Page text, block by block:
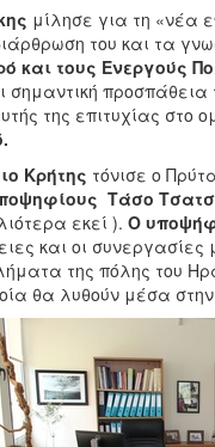
μίλησε για τη «νέα
του και τα
και τους Ενεργούς
της επιτυχίας
Κρήτης τόνισε ο
Τάσο
εκεί ). Ο
και οι
της πόλης του
θα λυθούν μέσα